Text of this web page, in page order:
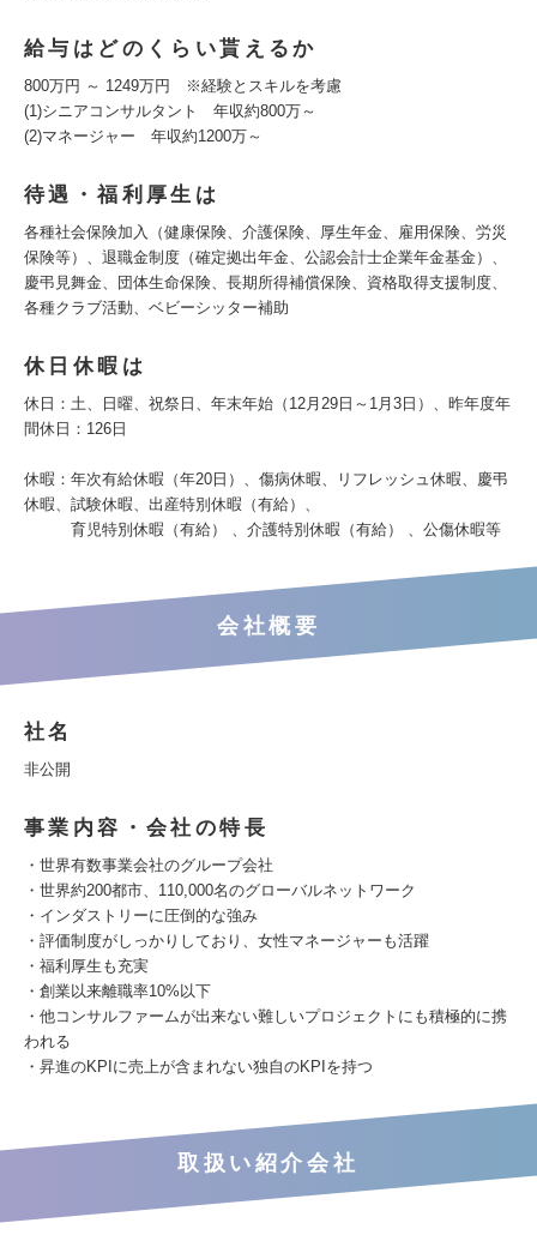
給与はどのくらい貰えるか
800万円 ～ 1249万円 ※経験とスキルを考慮
(1)シニアコンサルタント 年収約800万～
(2)マネージャー 年収約1200万～
待遇・福利厚生は
各種社会保険加入（健康保険、介護保険、厚生年金、雇用保険、労災
保険等）、退職金制度（確定拠出年金、公認会計士企業年金基金）、
慶弔見舞金、団体生命保険、長期所得補償保険、資格取得支援制度、
各種クラブ活動、ベビーシッター補助
休日休暇は
休日：土、日曜、祝祭日、年末年始（12月29日～1月3日）、昨年度年
間休日：126日
休暇：年次有給休暇（年20日）、傷病休暇、リフレッシュ休暇、慶弔
休暇、試験休暇、出産特別休暇（有給）、
育児特別休暇（有給） 、介護特別休暇（有給） 、公傷休暇等
会社概要
社名
非公開
事業内容・会社の特長
・世界有数事業会社のグループ会社
・世界約200都市、110,000名のグローバルネットワーク
・インダストリーに圧倒的な強み
・評価制度がしっかりしており、女性マネージャーも活躍
・福利厚生も充実
・創業以来離職率10%以下
・他コンサルファームが出来ない難しいプロジェクトにも積極的に携
われる
・昇進のKPIに売上が含まれない独自のKPIを持つ
取扱い紹介会社